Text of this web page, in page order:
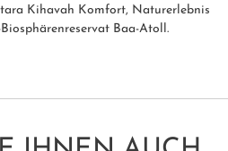
Kihavah Komfort, Naturerlebnis
Baa-Atoll.